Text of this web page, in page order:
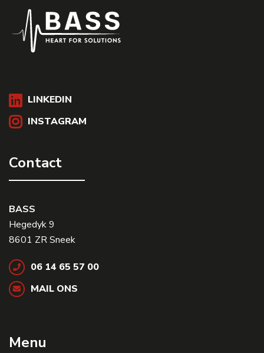
LINKEDIN
INSTAGRAM
Contact
BASS
Hegedyk 9
8601 ZR Sneek
06 14 65 57 00
MAIL ONS
Menu